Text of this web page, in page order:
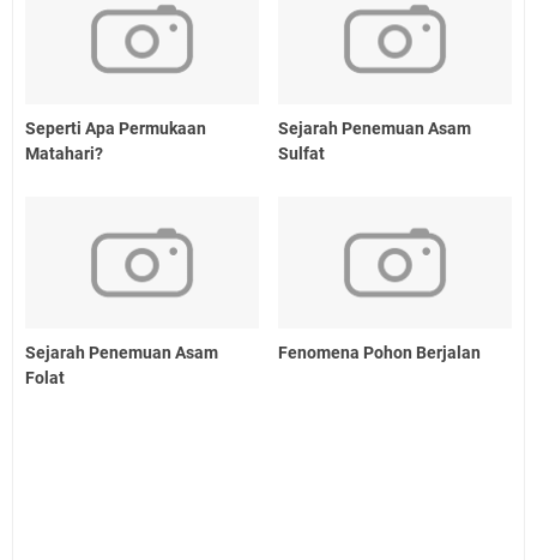
Seperti Apa Permukaan
Matahari?
Sejarah Penemuan Asam
Sulfat
Sejarah Penemuan Asam
Folat
Fenomena Pohon Berjalan